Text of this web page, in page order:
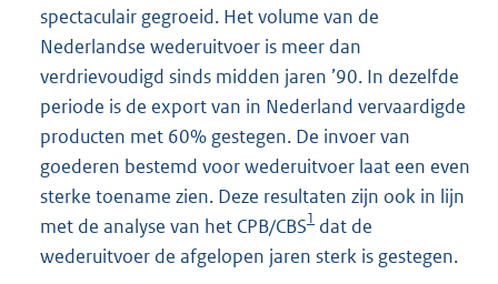
spectaculair gegroeid. Het volume van de
Nederlandse wederuitvoer is meer dan
verdrievoudigd sinds midden jaren ’90. In dezelfde
periode is de export van in Nederland vervaardigde
producten met 60% gestegen. De invoer van
goederen bestemd voor wederuitvoer laat een even
sterke toename zien. Deze resultaten zijn ook in lijn
met de analyse van het CPB/CBS1 dat de
wederuitvoer de afgelopen jaren sterk is gestegen.